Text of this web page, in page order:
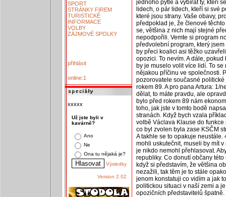
SPORT
STRÁNKY FIREM
TURISTICKÉ
INFORMACE
VOLBY
ZÁJMOVÉ SPOLKY
přihlásit
online:1
xxxxx
Už jste byli v
kavárně?
Ano
Ne
Ona tu nějaká je?
Výsledky
Version 2.02
jednoho pytle a vybírat ty, kteří
lidech, o pár lidech, kteří si své
které jsou strany. Vaše obavy,
předpoklad je, že členové
se, většina z nich mají stejné
nepodpořili. Vemte si program
předvolební program, který
by přeci koalici asi těžko
opozici. To nevím. A dále,
by je muselo volit více lidí. To
nějakou příčinu ve společnosti.
pozorovatele současné
rokem 89. A pro pana Artura: 1/
dělat, to máte pravdu, ale
bylo před rokem 89 nám
toho, jak jste v tomto bodě
stranách. Když bych vzala
volbě Václava Klause do funkce
co byl zvolen byla zase KSČM
A takhle se to opakuje neustále.
mohli uskutečnit, museli by mít
je nikdo nemohl přehlasovat.
republiky. Co donutí občany
když si představím, že většina
nezažili, tak těm je to stále
jenom konstatuji co vidím a jak
politickou situaci v naší zemi a
opozičních představitelů špatně.